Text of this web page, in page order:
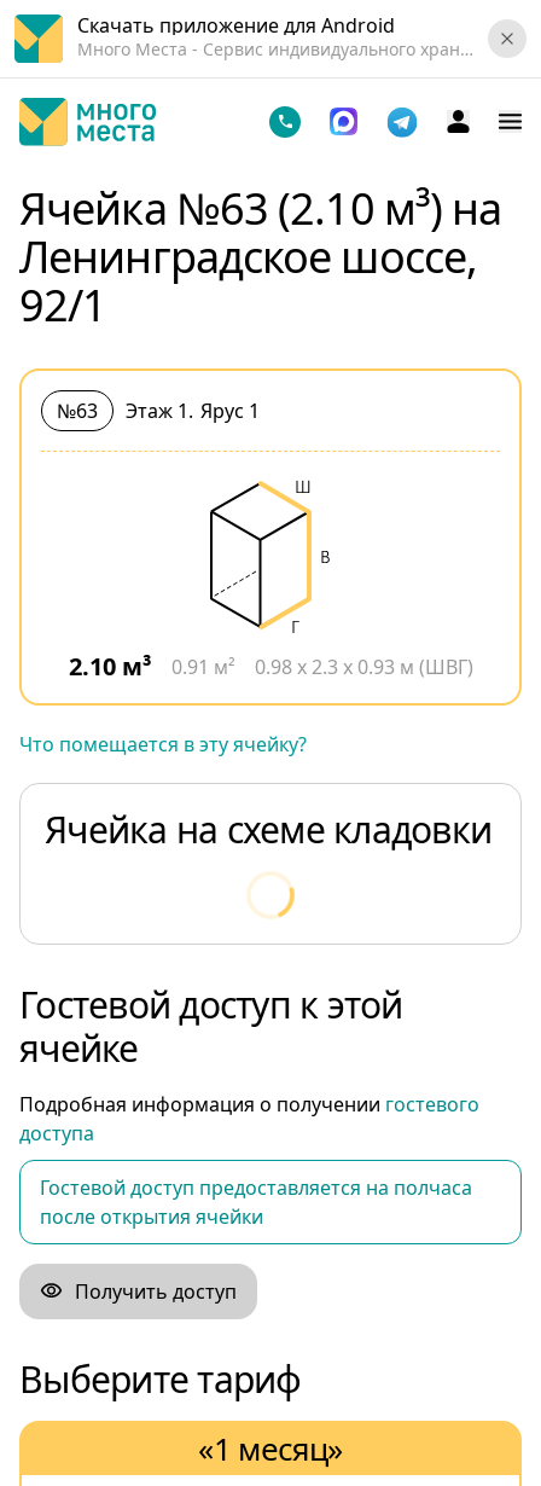
Скачать приложение для Android
Много Места - Cервис индивидуального хранения вещей.
Ячейка №63 (2.10 м³) на
Ленинградское шоссе,
92/1
№63 Этаж 1. Ярус 1
2.10 м³ 0.91 м² 0.98 x 2.3 x 0.93 м (ШВГ)
Что помещается в эту ячейку?
Ячейка на схеме кладовки
Выберите тариф
«1 месяц»
Гостевой доступ к этой
ячейке
Подробная информация о получении гостевого
доступа
Гостевой доступ предоставляется на полчаса
после открытия ячейки
Получить доступ